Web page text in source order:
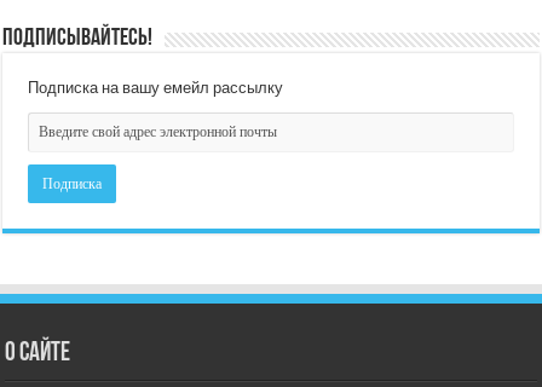
Подписывайтесь!
Подписка на вашу емейл рассылку
О сайте